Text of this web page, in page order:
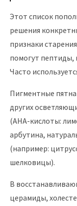
Этот список
решения
признаки
помогут пептиды,
Часто
Пигментные
других
(AHA-кислоты:
арбутина,
(например:
шелковицы).
В
церамиды,